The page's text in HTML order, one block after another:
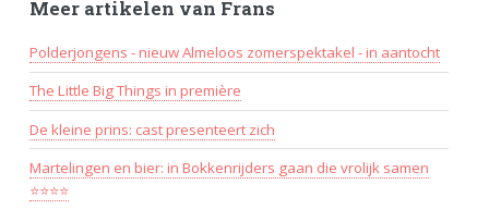
Meer artikelen van Frans
Polderjongens - nieuw Almeloos zomerspektakel - in aantocht
The Little Big Things in première
De kleine prins: cast presenteert zich
Martelingen en bier: in Bokkenrijders gaan die vrolijk samen
⭐⭐⭐⭐